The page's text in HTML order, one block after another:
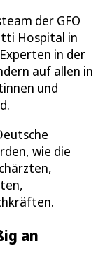
der GFO
Hospital in
in der
auf allen in
und
wie die
an